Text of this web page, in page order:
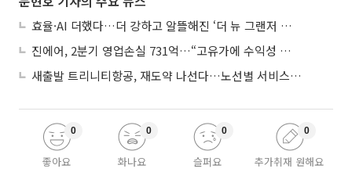
효율·AI 더했다…더 강하고 알뜰해진 ‘더 뉴 그랜저 하이브리드’
진에어, 2분기 영업손실 731억…“고유가에 수익성 악화”
새출발 트리니티항공, 재도약 나선다…노선별 서비스 차별화
좋아요
0
화나요
0
슬퍼요
0
추가취재 원해요
0